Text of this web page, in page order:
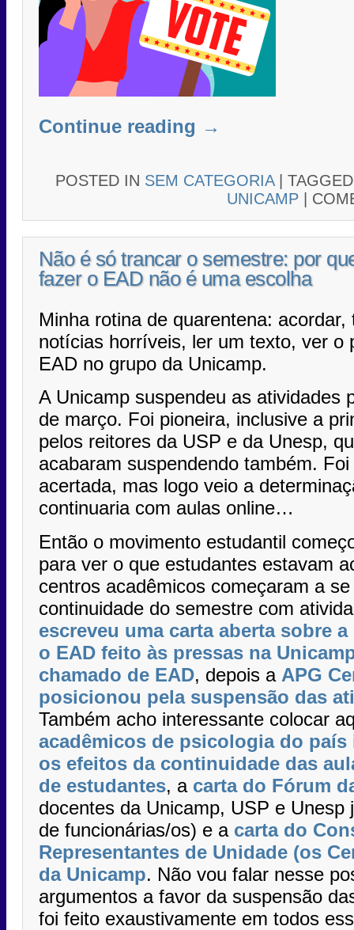
Continue reading →
POSTED IN SEM CATEGORIA |
UNICAMP |
Não é só trancar o semestre: por
fazer o EAD não é uma escolha
Minha rotina de quarentena:
notícias horríveis, ler um texto, ver o
EAD no grupo da Unicamp.
A Unicamp suspendeu as atividades
de março. Foi pioneira, inclusive a
pelos reitores da USP e da Unesp,
acabaram suspendendo também.
acertada, mas logo veio a
continuaria com aulas online…
Então o movimento estudantil
para ver o que estudantes estavam
centros acadêmicos começaram a
continuidade do semestre com
escreveu uma carta aberta sobre
o EAD feito às pressas na
chamado de EAD, depois a APG
posicionou pela suspensão das
Também acho interessante colocar
acadêmicos de psicologia do
os efeitos da continuidade das
de estudantes, a carta do Fórum
docentes da Unicamp, USP e Unesp
de funcionárias/os) e a carta do
Representantes de Unidade (os
da Unicamp. Não vou falar nesse
argumentos a favor da suspensão
foi feito exaustivamente em todos